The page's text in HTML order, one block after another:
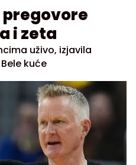
pregovore
i zeta
uživo, izjavila
kuće